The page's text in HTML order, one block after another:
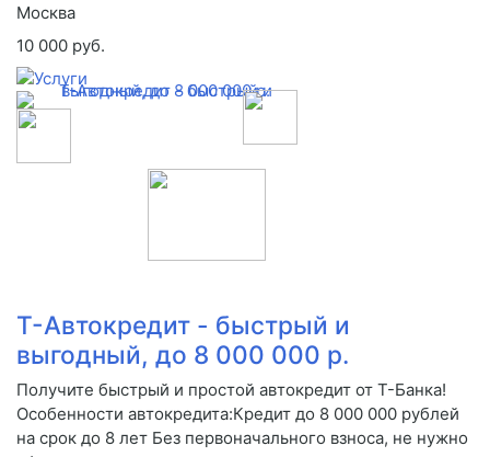
Москва
10 000 руб.
Т-Автокредит - быстрый и
выгодный, до 8 000 000 р.
Получите быстрый и простой автокредит от Т-Банка!
Особенности автокредита:Кредит до 8 000 000 рублей
на срок до 8 лет Без первоначального взноса, не нужно